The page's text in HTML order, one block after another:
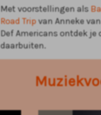
Met voorstellingen als
Road Tripvan Anneke
Def Americans ontdek
daarbuiten.